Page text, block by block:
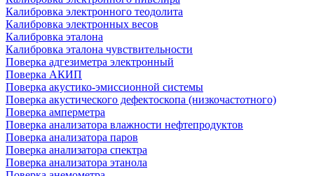
Калибровка электронного теодолита
Калибровка электронных весов
Калибровка эталона
Калибровка эталона чувствительности
Поверка адгезиметра электронный
Поверка АКИП
Поверка акустико-эмиссионной системы
Поверка акустического дефектоскопа (низкочастотного)
Поверка амперметра
Поверка анализатора влажности нефтепродуктов
Поверка анализатора паров
Поверка анализатора спектра
Поверка анализатора этанола